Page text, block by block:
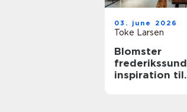
03. june 2026
Toke Larsen
Blomster
frederikssund
inspiration til